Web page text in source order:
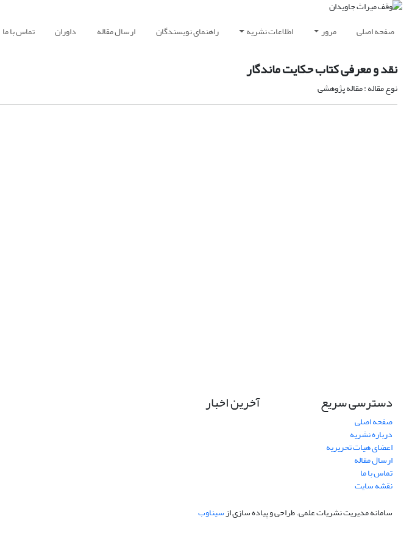
صفحه اصلی مرور اطلاعات نشریه راهنمای نویسندگان ارسال مقاله داوران تماس با ما
نقد و معرفی کتاب حکایت ماندگار
نوع مقاله : مقاله پژوهشی
دسترسی سریع
صفحه اصلی
درباره نشریه
اعضای هیات تحریریه
ارسال مقاله
تماس با ما
نقشه سایت
آخرین اخبار
سامانه مدیریت نشریات علمی.طراحی و پیاده سازی ازسیناوب